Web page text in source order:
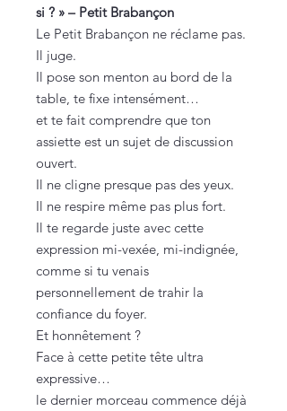
si ? » – Petit Brabançon
Le Petit Brabançon ne réclame pas.
Il juge.
Il pose son menton au bord de la
table, te fixe intensément…
et te fait comprendre que ton
assiette est un sujet de discussion
ouvert.
Il ne cligne presque pas des yeux.
Il ne respire même pas plus fort.
Il te regarde juste avec cette
expression mi-vexée, mi-indignée,
comme si tu venais
personnellement de trahir la
confiance du foyer.
Et honnêtement ?
Face à cette petite tête ultra
expressive…
le dernier morceau commence déjà